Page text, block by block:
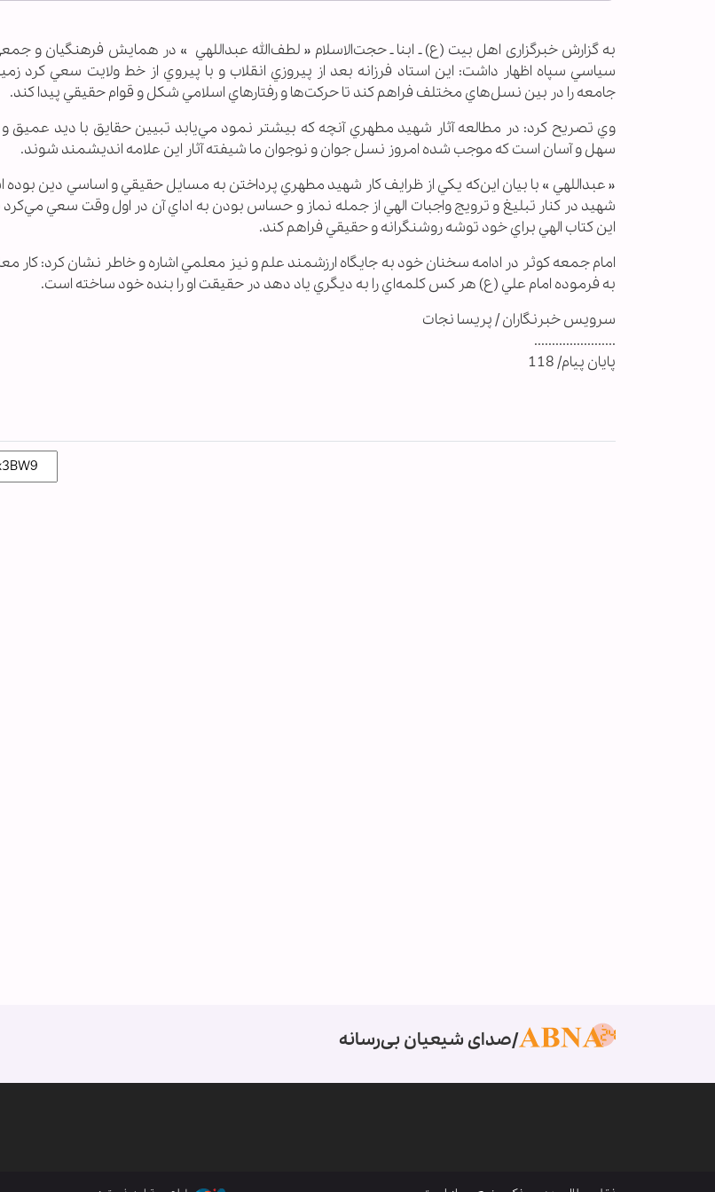
به گزارش خبرگزاری اهل بیت (ع) ـ ابنا ـ حجت‌الاسلام « لطف‌الله عبداللهي » در همايش فرهنگيان و
سياسي سپاه اظهار داشت: اين استاد فرزانه بعد از پيروزي انقلاب و با پيروي از خط ولايت سعي كرد
جامعه را در بين نسل‌هاي مختلف فراهم كند تا حركت‌ها و رفتارهاي اسلامي شكل و قوام حقيقي پيدا كند.
وي تصريح كرد: در مطالعه آثار شهيد مطهري آنچه كه بيشتر نمود مي‌يابد تبيين حقايق با ديد عميق و
سهل و آسان است كه موجب شده امروز نسل جوان و نوجوان ما شيفته آثار اين علامه انديشمند شوند.
« عبداللهي » با بيان اين‌كه يكي از ظرايف كار شهيد مطهري پرداختن به مسايل حقيقي و اساسي دين بوده
شهيد در كنار تبليغ و ترويج واجبات الهي از جمله نماز و حساس بودن به اداي آن در اول وقت سعي مي‌كرد با
اين كتاب الهي براي خود توشه روشنگرانه و حقيقي فراهم كند.
امام جمعه كوثر در ادامه سخنان خود به جايگاه ارزشمند علم و نيز معلمي اشاره و خاطر نشان كرد: كار
به فرموده امام علي (ع) هر كس كلمه‌اي را به ديگري ياد دهد در حقيقت او را بنده خود ساخته است.
سرويس خبرنگاران / پریسا نجات
.......................
پایان پیام/ 118
صدای شیعیان بی‌رسانه